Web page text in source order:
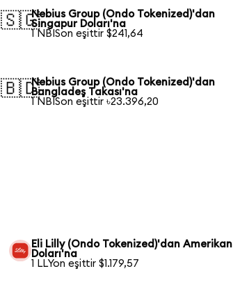
🇸🇬Nebius Group (Ondo Tokenized)'dan
Singapur Doları'na
1 NBISon eşittir $241,64
🇧🇩Nebius Group (Ondo Tokenized)'dan
Bangladeş Takası'na
1 NBISon eşittir ৳23.396,20
Eli Lilly (Ondo Tokenized)'dan Amerikan
Doları'na
1 LLYon eşittir $1.179,57